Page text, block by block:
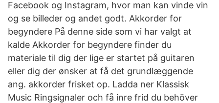
Facebook og Instagram, hvor man kan vinde vin
og se billeder og andet godt. Akkorder for
begyndere På denne side som vi har valgt at
kalde Akkorder for begyndere finder du
materiale til dig der lige er startet på guitaren
eller dig der ønsker at få det grundlæggende
ang. akkorder frisket op. Ladda ner Klassisk
Music Ringsignaler och få inre frid du behöver